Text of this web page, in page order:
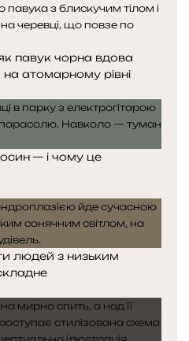
павук чорна вдова
атомарному рівні
— і чому це
людей з низьким